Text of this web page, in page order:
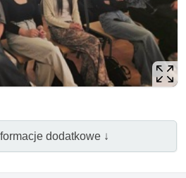
dodatkowe ↓